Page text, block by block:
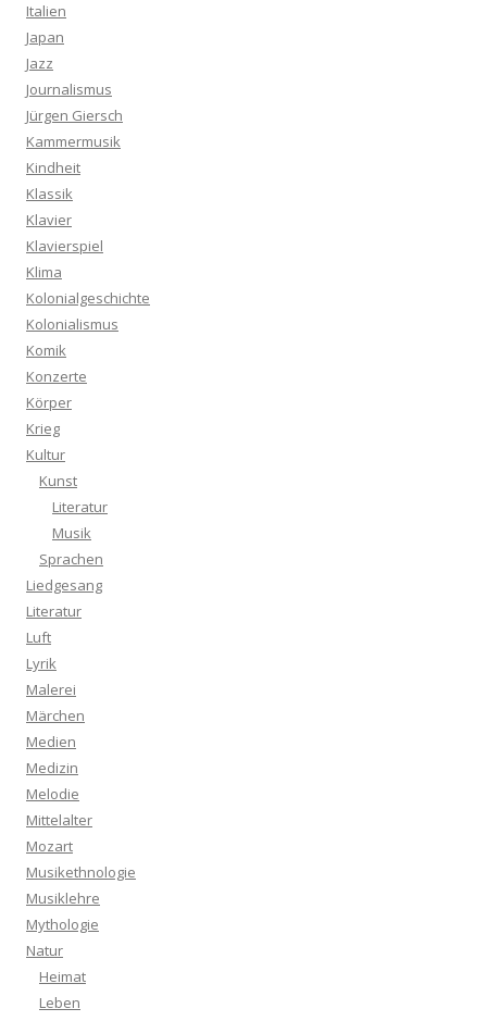
Italien
Japan
Jazz
Journalismus
Jürgen Giersch
Kammermusik
Kindheit
Klassik
Klavier
Klavierspiel
Klima
Kolonialgeschichte
Kolonialismus
Komik
Konzerte
Körper
Krieg
Kultur
Kunst
Literatur
Musik
Sprachen
Liedgesang
Literatur
Luft
Lyrik
Malerei
Märchen
Medien
Medizin
Melodie
Mittelalter
Mozart
Musikethnologie
Musiklehre
Mythologie
Natur
Heimat
Leben